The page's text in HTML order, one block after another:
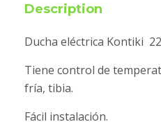
Description
Ducha eléctrica Kontiki
Tiene control de
fría, tibia.
Fácil instalación.